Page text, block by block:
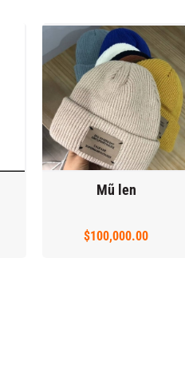
Mũ len
$100,000.00